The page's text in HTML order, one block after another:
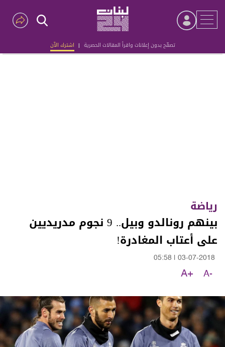
تصفّح بدون إعلانات واقرأ المقالات الحصرية | اشترك الآن
Advertisement
رياضة
بينهم رونالدو وبيل.. 9 نجوم مدريديين
على أعتاب المغادرة!
03-07-2018
05:58
A-
A+